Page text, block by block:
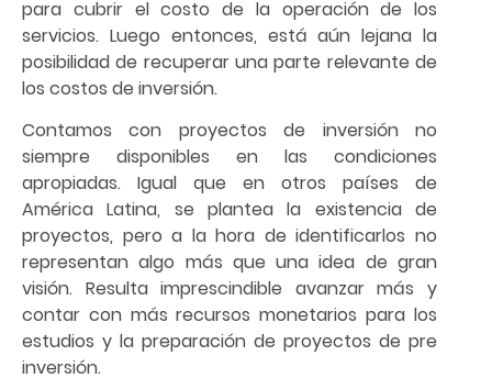
para cubrir el costo de la operación de los
servicios. Luego entonces, está aún lejana la
posibilidad de recuperar una parte relevante de
los costos de inversión.
Contamos con proyectos de inversión no
siempre disponibles en las condiciones
apropiadas. Igual que en otros países de
América Latina, se plantea la existencia de
proyectos, pero a la hora de identificarlos no
representan algo más que una idea de gran
visión. Resulta imprescindible avanzar más y
contar con más recursos monetarios para los
estudios y la preparación de proyectos de pre
inversión.